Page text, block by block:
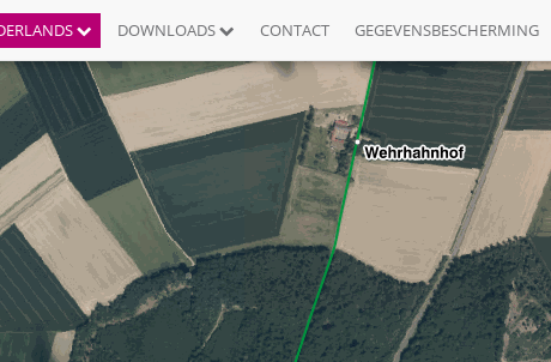
DOWNLOADS CONTACT GEGEVENSBESCHERMING